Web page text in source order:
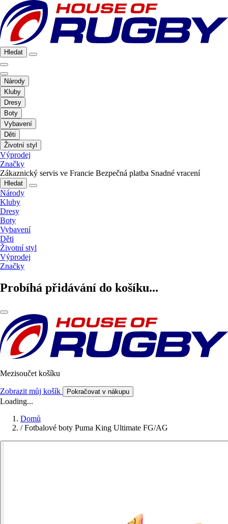
Hledat
Národy
Kluby
Dresy
Boty
Vybavení
Děti
Životní styl
Výprodej
Značky
Zákaznický servis ve Francie Bezpečná platba Snadné vracení
Hledat
Národy
Kluby
Dresy
Boty
Vybavení
Děti
Životní styl
Výprodej
Značky
Probíhá přidávání do košíku...
Mezisoučet košíku
Zobrazit můj košík Pokračovat v nákupu
Loading...
Domů
/ Fotbalové boty Puma King Ultimate FG/AG